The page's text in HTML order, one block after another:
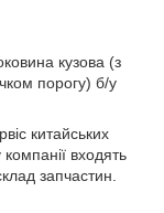
кузова (з
порогу) б/у
китайських
входять
запчастин.